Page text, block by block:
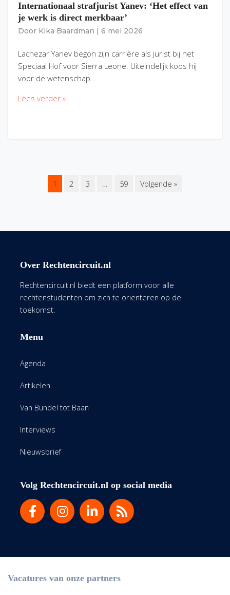
Internationaal strafjurist Yanev: ‘Het effect van
je werk is direct merkbaar’
Door Kika Baardman 6 mei 2026
Lachezar Yanev begon zijn carrière als jurist bij het
Speciaal Hof voor Sierra Leone. Uiteindelijk koos hij
voor de wetenschap…
Lees verder »
1 2 3 … 59 Volgende »
Over Rechtencircuit.nl
Rechtencircuit.nl biedt een platform voor alle
rechtenstudenten om zich te oriënteren op de
toekomst.
Menu
Agenda
Artikelen
Van Bundel tot Baan
Interviews
Nieuwsbrief
Volg Rechtencircuit.nl op social media
Vacatures van onze partners